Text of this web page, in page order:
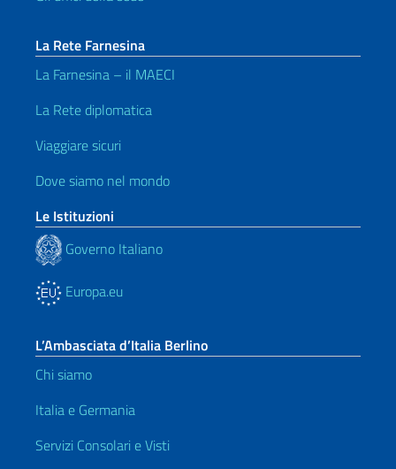
La Rete Farnesina
La Farnesina – il MAECI
La Rete diplomatica
Viaggiare sicuri
Dove siamo nel mondo
Le Istituzioni
Governo Italiano
Europa.eu
L’Ambasciata d’Italia Berlino
Chi siamo
Italia e Germania
Servizi Consolari e Visti